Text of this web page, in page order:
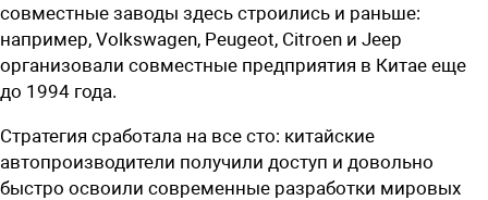
совместные заводы здесь строились и раньше:
например, Volkswagen, Peugeot, Citroen и Jeep
организовали совместные предприятия в Китае еще
до 1994 года.
Стратегия сработала на все сто: китайские
автопроизводители получили доступ и довольно
быстро освоили современные разработки мировых